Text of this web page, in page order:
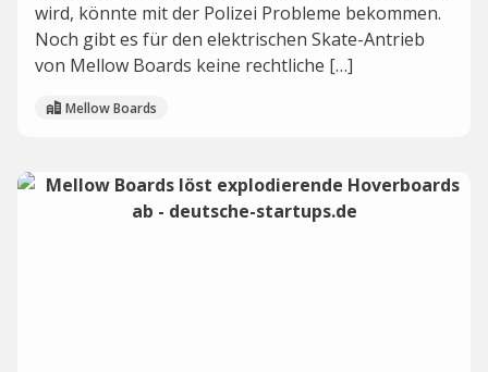
wird, könnte mit der Polizei Probleme bekommen.
Noch gibt es für den elektrischen Skate-Antrieb
von Mellow Boards keine rechtliche […]
Mellow Boards